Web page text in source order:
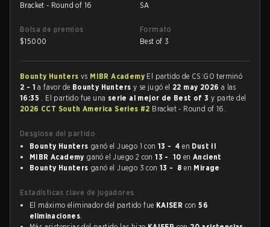
Bracket - Round of 16
SA
Bolsa de premios
$15000
Formato
Best of 3
Bounty Hunters vs MIBR Academy El partido de CS:GO terminó
2 - 1 a favor de Bounty Hunters y se jugó el 22 may 2026 a las
16:35 . El partido fue una serie al mejor de Best of 3y parte del
2026 CCT South America Series #2 Bracket - Round of 16.
Desglose del partido
Bounty Hunters ganó el Juego 1 con13 - 4 en Dust II
MIBR Academy ganó el Juego 2 con13 - 10 enAncient
Bounty Hunters ganó el Juego 3 con13 - 8 en Mirage
Estadísticas clave de jugadores
El máximo eliminador del partido fue KAISER con56
eliminaciones.